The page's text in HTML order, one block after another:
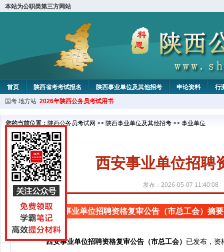
本站为公职类第三方网站
首页 陕西省考考试报名 陕西事业单位及其他招考 申论资料
行
国考 地方站: 2026年陕西公务员考试用书
您的当前位置： 陕西公务员考试网 >> 陕西事业单位及其他招考 >> 事业单位
西安事业单位招聘
发布：2026-05-07 11:40:08
西安事业单位招聘资格复审公告（市总工会）摘要
西安事业单位招聘资格复审公告（市总工会） 已发布，